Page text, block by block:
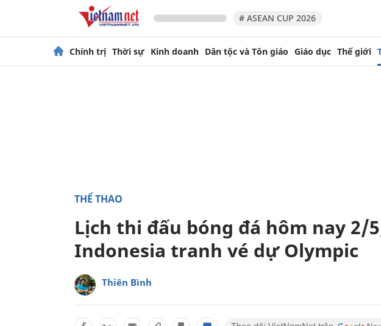
# ASEAN CUP 2026
Chính trị Thời sự Kinh doanh Dân tộc và Tôn giáo Giáo dục Thế giới
THỂ THAO
Lịch thi đấu bóng đá hôm nay 2/
Indonesia tranh vé dự Olympic
Thiên Bình